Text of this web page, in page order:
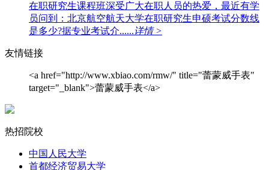
在职研究生课程班深受广大在职人员的热爱，最近有学
员问到：北京航空航天大学在职研究生申硕考试分数线
是多少?据专业考试介......详情 >
友情链接
<a href="http://www.xbiao.com/rmw/" title="蕾蒙威手表"
target="_blank">蕾蒙威手表</a>
热招院校
中国人民大学
首都经济贸易大学